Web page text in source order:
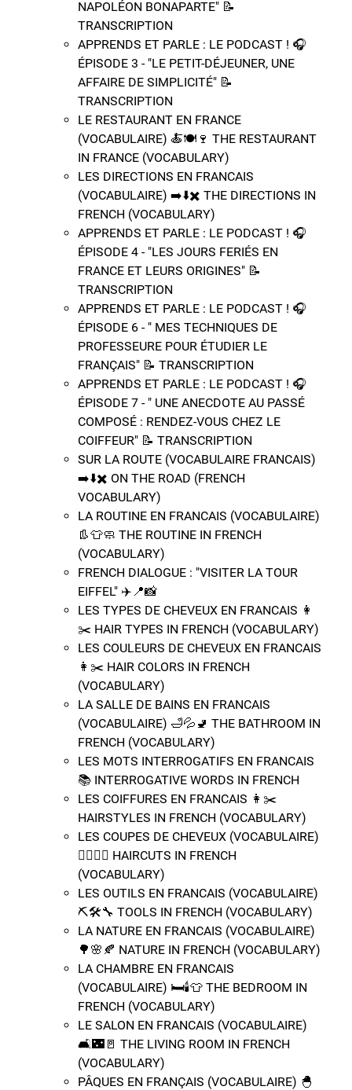
NAPOLÉON BONAPARTE" 📝​
TRANSCRIPTION
APPRENDS ET PARLE : LE PODCAST ! 🎧
ÉPISODE 3 - "LE PETIT-DÉJEUNER, UNE
AFFAIRE DE SIMPLICITÉ" 📝​
TRANSCRIPTION
LE RESTAURANT EN FRANCE
(VOCABULAIRE) 🍝​​🍽️​🍷​ THE RESTAURANT
IN FRANCE (VOCABULARY)
LES DIRECTIONS EN FRANCAIS
(VOCABULAIRE) ➡️​⬇️​✖️​​ THE DIRECTIONS IN
FRENCH (VOCABULARY)
APPRENDS ET PARLE : LE PODCAST ! 🎧
ÉPISODE 4 - "LES JOURS FERIÉS EN
FRANCE ET LEURS ORIGINES" 📝​
TRANSCRIPTION
APPRENDS ET PARLE : LE PODCAST ! 🎧
ÉPISODE 6 - " MES TECHNIQUES DE
PROFESSEURE POUR ÉTUDIER LE
FRANÇAIS" 📝​ TRANSCRIPTION
APPRENDS ET PARLE : LE PODCAST ! 🎧
ÉPISODE 7 - " UNE ANECDOTE AU PASSÉ
COMPOSÉ : RENDEZ-VOUS CHEZ LE
COIFFEUR" 📝​ TRANSCRIPTION
SUR LA ROUTE (VOCABULAIRE FRANCAIS)
➡️​⬇️​✖️​​ ON THE ROAD (FRENCH
VOCABULARY)
LA ROUTINE EN FRANCAIS (VOCABULAIRE) ​
👢​👕​🧼​ THE ROUTINE IN FRENCH
(VOCABULARY)
FRENCH DIALOGUE : "VISITER LA TOUR
EIFFEL" ✈️​📍​📸​
LES TYPES DE CHEVEUX EN FRANCAIS 👩​
✂️​ HAIR TYPES IN FRENCH (VOCABULARY)
LES COULEURS DE CHEVEUX EN FRANCAIS
👩​✂️​ HAIR COLORS IN FRENCH
(VOCABULARY)
LA SALLE DE BAINS EN FRANCAIS
(VOCABULAIRE) 🛁​💦​🚽​ THE BATHROOM IN
FRENCH (VOCABULARY)
LES MOTS INTERROGATIFS EN FRANCAIS
📚​ INTERROGATIVE WORDS IN FRENCH
LES COIFFURES EN FRANCAIS 👩​✂️​
HAIRSTYLES IN FRENCH (VOCABULARY)
LES COUPES DE CHEVEUX (VOCABULAIRE)
💇‍♀️​💇‍♂️​ HAIRCUTS IN FRENCH
(VOCABULARY)
LES OUTILS EN FRANCAIS (VOCABULAIRE)
⛏️​🛠️​🔧​​ TOOLS IN FRENCH (VOCABULARY)
LA NATURE EN FRANCAIS (VOCABULAIRE)
🌳​🌸​🍂​​​ NATURE IN FRENCH (VOCABULARY)
LA CHAMBRE EN FRANCAIS
(VOCABULAIRE) 🛏️​🕯️​👕​​​ THE BEDROOM IN
FRENCH (VOCABULARY)
LE SALON EN FRANCAIS (VOCABULAIRE)
🛋️​🌃​🚪​ ​​THE LIVING ROOM IN FRENCH
(VOCABULARY)
PÂQUES EN FRANÇAIS (VOCABULAIRE) 🐣​